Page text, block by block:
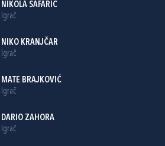
NIKOLA ŠAFARIĆ
Igrač
NIKO KRANJČAR
Igrač
MATE BRAJKOVIĆ
Igrač
DARIO ZAHORA
Igrač